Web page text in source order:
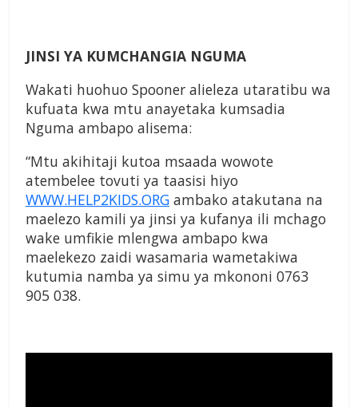
JINSI YA KUMCHANGIA NGUMA
Wakati huohuo Spooner alieleza utaratibu wa
kufuata kwa mtu anayetaka kumsadia
Nguma ambapo alisema:
“Mtu akihitaji kutoa msaada wowote
atembelee tovuti ya taasisi hiyo
WWW.HELP2KIDS.ORG ambako atakutana na
maelezo kamili ya jinsi ya kufanya ili mchago
wake umfikie mlengwa ambapo kwa
maelekezo zaidi wasamaria wametakiwa
kutumia namba ya simu ya mkononi 0763
905 038.